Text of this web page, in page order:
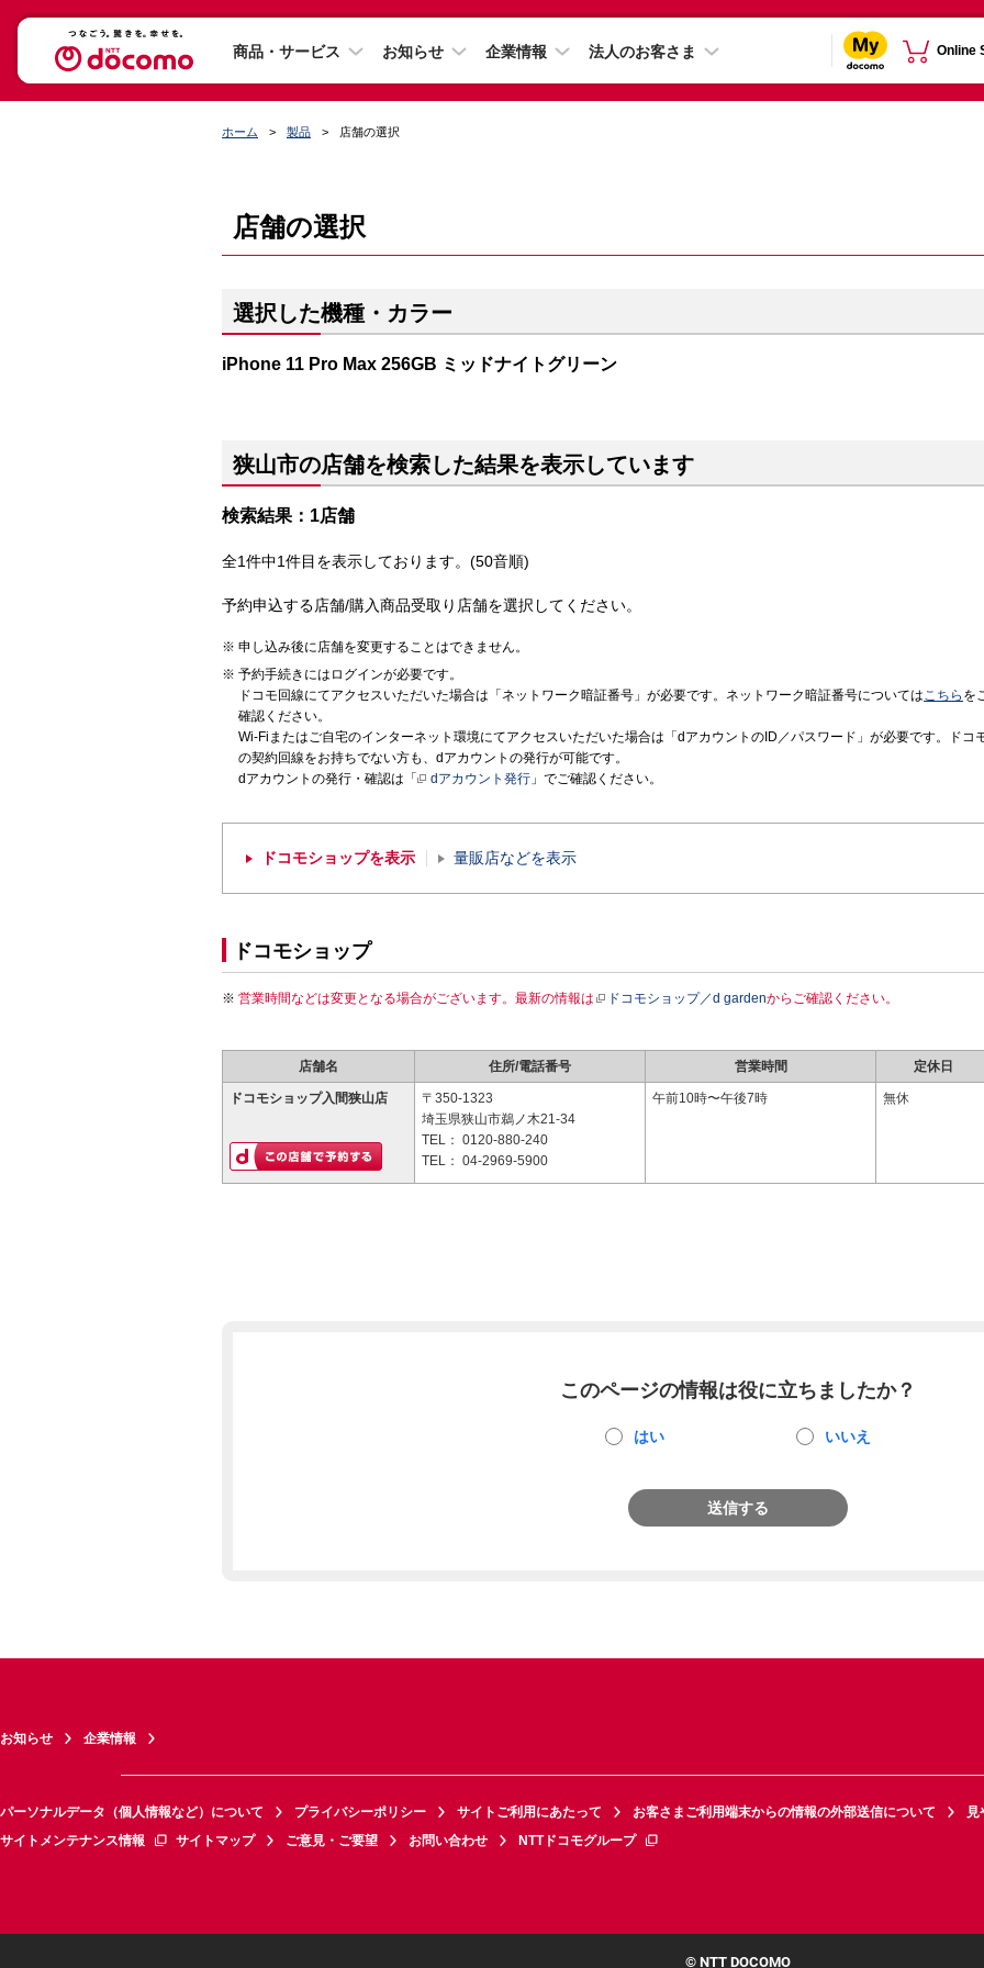
商品・サービス お知らせ 企業情報 法人のお客さま Online
ホーム 製品 店舗の選択
店舗の選択
選択した機種・カラー
iPhone 11 Pro Max 256GB ミッドナイトグリーン
狭山市の店舗を検索した結果を表示しています
検索結果：1店舗
全1件中1件目を表示しております。(50音順)
予約申込する店舗/購入商品受取り店舗を選択してください。
申し込み後に店舗を変更することはできません。
予約手続きにはログインが必要です。
ドコモ回線にてアクセスいただいた場合は「ネットワーク暗証番号」が必要です。ネットワーク暗証番号についてはこちら を
確認ください。
Wi-Fiまたはご自宅のインターネット環境にてアクセスいただいた場合は「dアカウントのID／パスワード」が必要です。ドコ
の契約回線をお持ちでない方も、dアカウントの発行が可能です。
dアカウントの発行・確認は「
dアカウント発行 」でご確認ください。
ドコモショップを表示 量販店などを表示
ドコモショップ
営業時間などは変更となる場合がございます。最新の情報は ドコモショップ／d gardenからご確認ください。
店舗名 住所/電話番号 営業時間 定休日
ドコモショップ入間狭山店
〒350-1323
埼玉県狭山市鵜ノ木21-34
TEL： 0120-880-240
TEL： 04-2969-5900
午前10時〜午後7時 無休
このページの情報は役に立ちましたか？
はい いいえ
送信する
お知らせ 企業情報
パーソナルデータ（個人情報など）について プライバシーポリシー サイトご利用にあたって お客さまご利用端末からの情報の外部送信について
見
サイトメンテナンス情報
サイトマップ ご意見・ご要望 お問い合わせ NTTドコモグループ
© NTT DOCOMO